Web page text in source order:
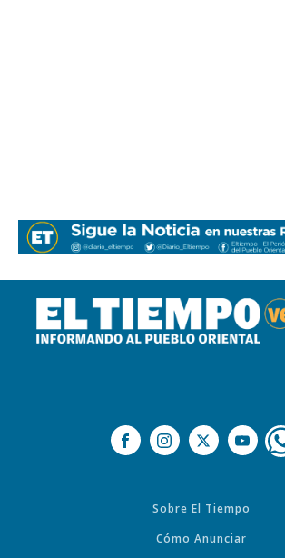
Sobre El Tiempo
Cómo Anunciar